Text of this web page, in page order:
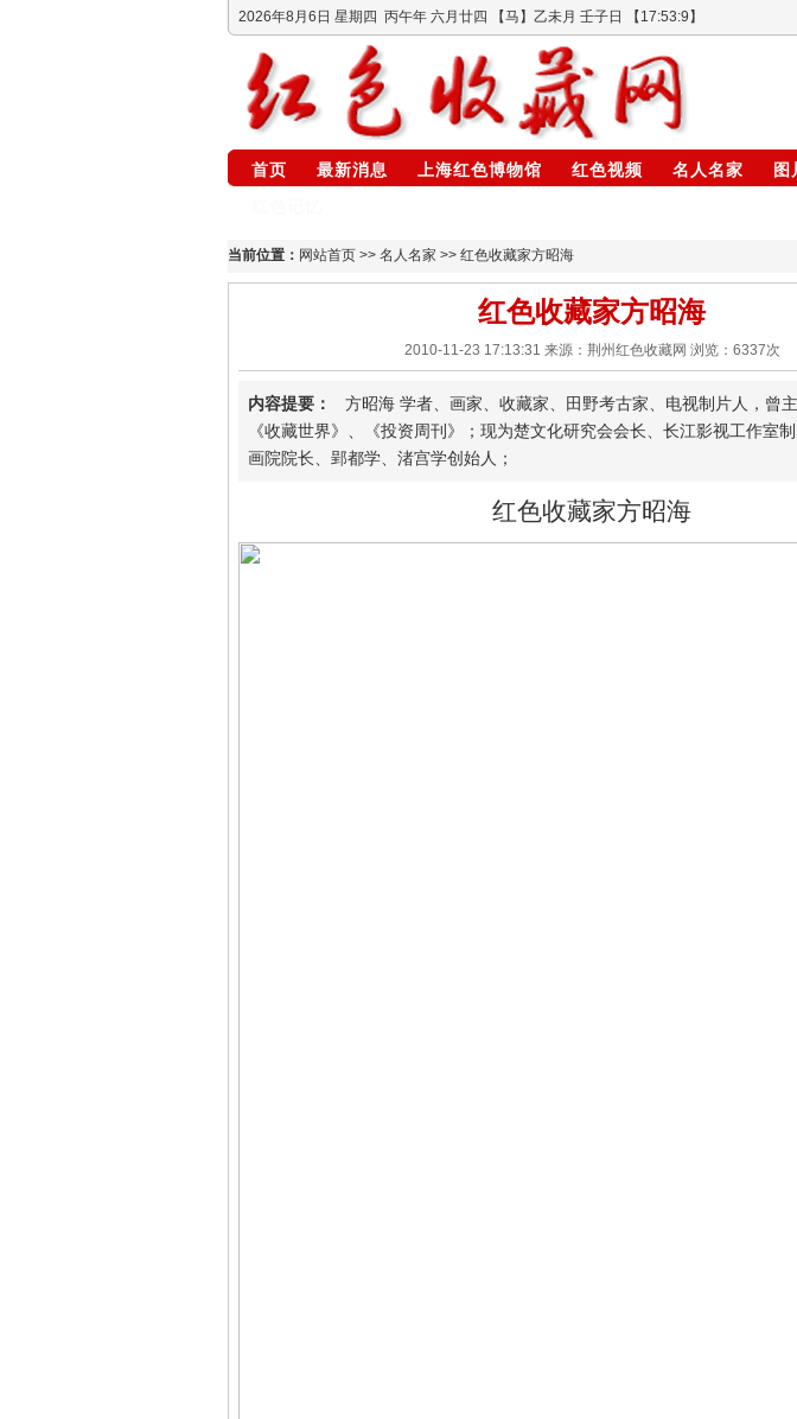
2026年8月6日 星期四 丙午年 六月廿四 【马】乙未月 壬子日 【 17:53:9 】
首页 最新消息 上海红色博物馆 红色视频 名人名家 图
当前位置： 网站首页 >> 名人名家 >> 红色收藏家方昭海
红色收藏家方昭海
2010-11-23 17:13:31 来源：荆州红色收藏网 浏览： 6337次
内容提要：
方昭海 学者、画家、收藏家、田野考古家、电视制片人，曾主
《收藏世界》、《投资周刊》；现为楚文化研究会会长、长江影视工作室
画院院长、郢都学、渚宫学创始人；
红色收藏家方昭海